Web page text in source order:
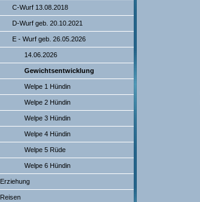
C-Wurf 13.08.2018
D-Wurf geb. 20.10.2021
E - Wurf geb. 26.05.2026
14.06.2026
Gewichtsentwicklung
Welpe 1 Hündin
Welpe 2 Hündin
Welpe 3 Hündin
Welpe 4 Hündin
Welpe 5 Rüde
Welpe 6 Hündin
Erziehung
Reisen